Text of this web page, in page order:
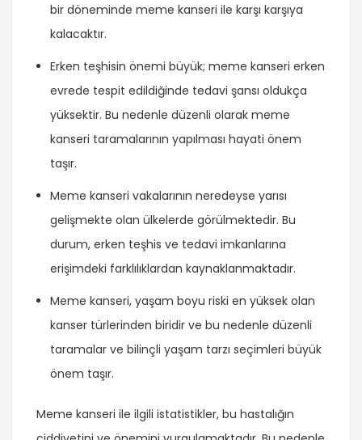
bir döneminde meme kanseri ile karşı karşıya
kalacaktır.
Erken teşhisin önemi büyük; meme kanseri erken
evrede tespit edildiğinde tedavi şansı oldukça
yüksektir. Bu nedenle düzenli olarak meme
kanseri taramalarının yapılması hayati önem
taşır.
Meme kanseri vakalarının neredeyse yarısı
gelişmekte olan ülkelerde görülmektedir. Bu
durum, erken teşhis ve tedavi imkanlarına
erişimdeki farklılıklardan kaynaklanmaktadır.
Meme kanseri, yaşam boyu riski en yüksek olan
kanser türlerinden biridir ve bu nedenle düzenli
taramalar ve bilinçli yaşam tarzı seçimleri büyük
önem taşır.
Meme kanseri ile ilgili istatistikler, bu hastalığın